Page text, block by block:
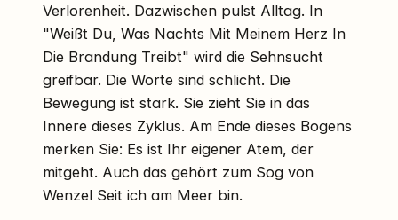
Verlorenheit. Dazwischen pulst Alltag. In
"Weißt Du, Was Nachts Mit Meinem Herz In
Die Brandung Treibt" wird die Sehnsucht
greifbar. Die Worte sind schlicht. Die
Bewegung ist stark. Sie zieht Sie in das
Innere dieses Zyklus. Am Ende dieses Bogens
merken Sie: Es ist Ihr eigener Atem, der
mitgeht. Auch das gehört zum Sog von
Wenzel Seit ich am Meer bin.